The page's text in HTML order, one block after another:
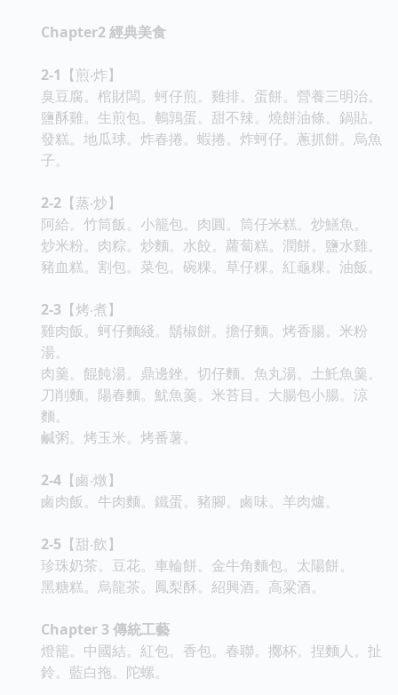
Chapter2經典美食
2-1 【煎‧炸】
臭豆腐。棺財闆。蚵仔煎。雞排。蛋餅。營養三明治。
鹽酥雞。生煎包。鵪鶉蛋。甜不辣。燒餅油條。鍋貼。
發糕。地瓜球。炸春捲。蝦捲。炸蚵仔。蔥抓餅。烏魚
子。
2-2 【蒸‧炒】
阿給。竹筒飯。小籠包。肉圓。筒仔米糕。炒鱔魚。
炒米粉。肉粽。炒麵。水餃。蘿蔔糕。潤餅。鹽水雞。
豬血糕。割包。菜包。碗粿。草仔粿。紅龜粿。油飯。
2-3 【烤‧煮】
雞肉飯。蚵仔麵綫。鬍椒餅。擔仔麵。烤香腸。米粉
湯。
肉羹。餛飩湯。鼎邊銼。切仔麵。魚丸湯。土魠魚羹。
刀削麵。陽春麵。魷魚羹。米苔目。大腸包小腸。涼
麵。
鹹粥。烤玉米。烤番薯。
2-4 【鹵‧燉】
鹵肉飯。牛肉麵。鐵蛋。豬腳。鹵味。羊肉爐。
2-5 【甜‧飲】
珍珠奶茶。豆花。車輪餅。金牛角麵包。太陽餅。
黑糖糕。烏龍茶。鳳梨酥。紹興酒。高粱酒。
Chapter 3傳統工藝
燈籠。中國結。紅包。香包。春聯。擲杯。捏麵人。扯
鈴。藍白拖。陀螺。